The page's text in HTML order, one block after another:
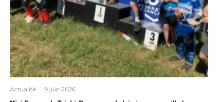
Actualité · 9 juin 2026